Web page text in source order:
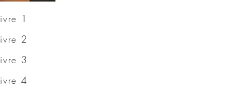
concept artiste et artiste 3D.
1
2
3
4